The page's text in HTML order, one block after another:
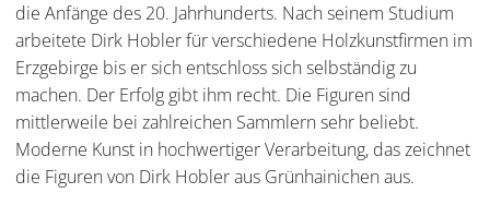
die Anfänge des 20. Jahrhunderts. Nach seinem Studium
arbeitete Dirk Hobler für verschiedene Holzkunstfirmen im
Erzgebirge bis er sich entschloss sich selbständig zu
machen. Der Erfolg gibt ihm recht. Die Figuren sind
mittlerweile bei zahlreichen Sammlern sehr beliebt.
Moderne Kunst in hochwertiger Verarbeitung, das zeichnet
die Figuren von Dirk Hobler aus Grünhainichen aus.